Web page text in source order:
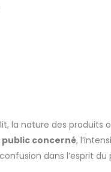
la nature des produits
public concerné,
dans l’esprit